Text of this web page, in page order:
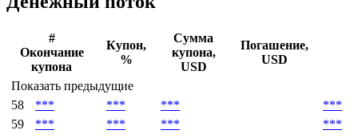
Дата погашения
Денежный поток
#
Окончание
купона
Купон,
%
купона,